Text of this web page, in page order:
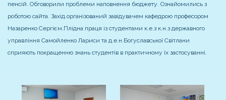
пенсій. Обговорили проблеми наповнення бюджету. Ознайомились з
роботою сайта. Захід організований завідувачем кафедрою професором
Назаренко Сергієм.Плідна праця із студентами к.е.з к.н.з державного
управління Самойленко Лариси та д.е.н.Богуславської Світлани
сприяють покращенню знань студентів в практичному їх застосуванні.